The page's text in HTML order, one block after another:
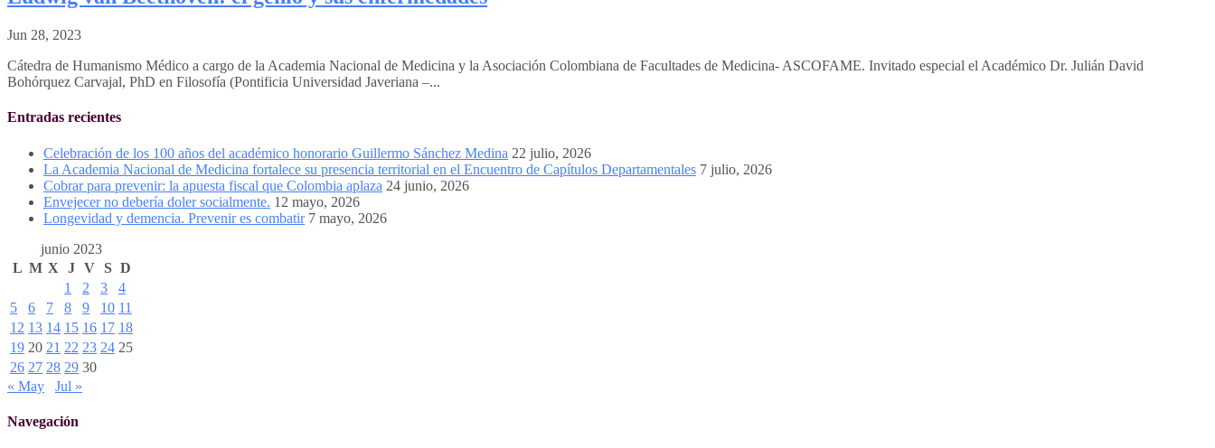
Jun 28, 2023
Cátedra de Humanismo Médico a cargo de la Academia Nacional de Medicina y la Asociación Colombiana de Facultades de Medicina- ASCOFAME. Invitado especial el Académico Dr. Julián David
Bohórquez Carvajal, PhD en Filosofía (Pontificia Universidad Javeriana –...
Entradas recientes
Celebración de los 100 años del académico honorario Guillermo Sánchez Medina 22 julio, 2026
La Academia Nacional de Medicina fortalece su presencia territorial en el Encuentro de Capítulos Departamentales 7 julio, 2026
Cobrar para prevenir: la apuesta fiscal que Colombia aplaza 24 junio, 2026
Envejecer no debería doler socialmente. 12 mayo, 2026
Longevidad y demencia. Prevenir es combatir 7 mayo, 2026
junio 2023
L M X J V S D
1
2 3
4
5
6 7 8 9 10 11
12 13 14 15 16 17 18
19 20 21 22 23 24 25
26 27 28 29 30
« May
Jul »
Navegación